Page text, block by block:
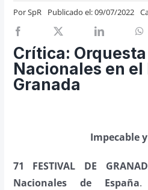
Entrevistas
Recomendación
Cosas de Beckmesser
Nosotros y privacidad
Buscar:
PorSpR Publicado el: 09/07/2022
Crítica: Orquesta
Nacionales en
Granada
Impecable
71 FESTIVAL DE
Nacionales de España